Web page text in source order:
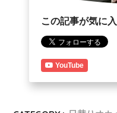
この記事が気に
YouTube